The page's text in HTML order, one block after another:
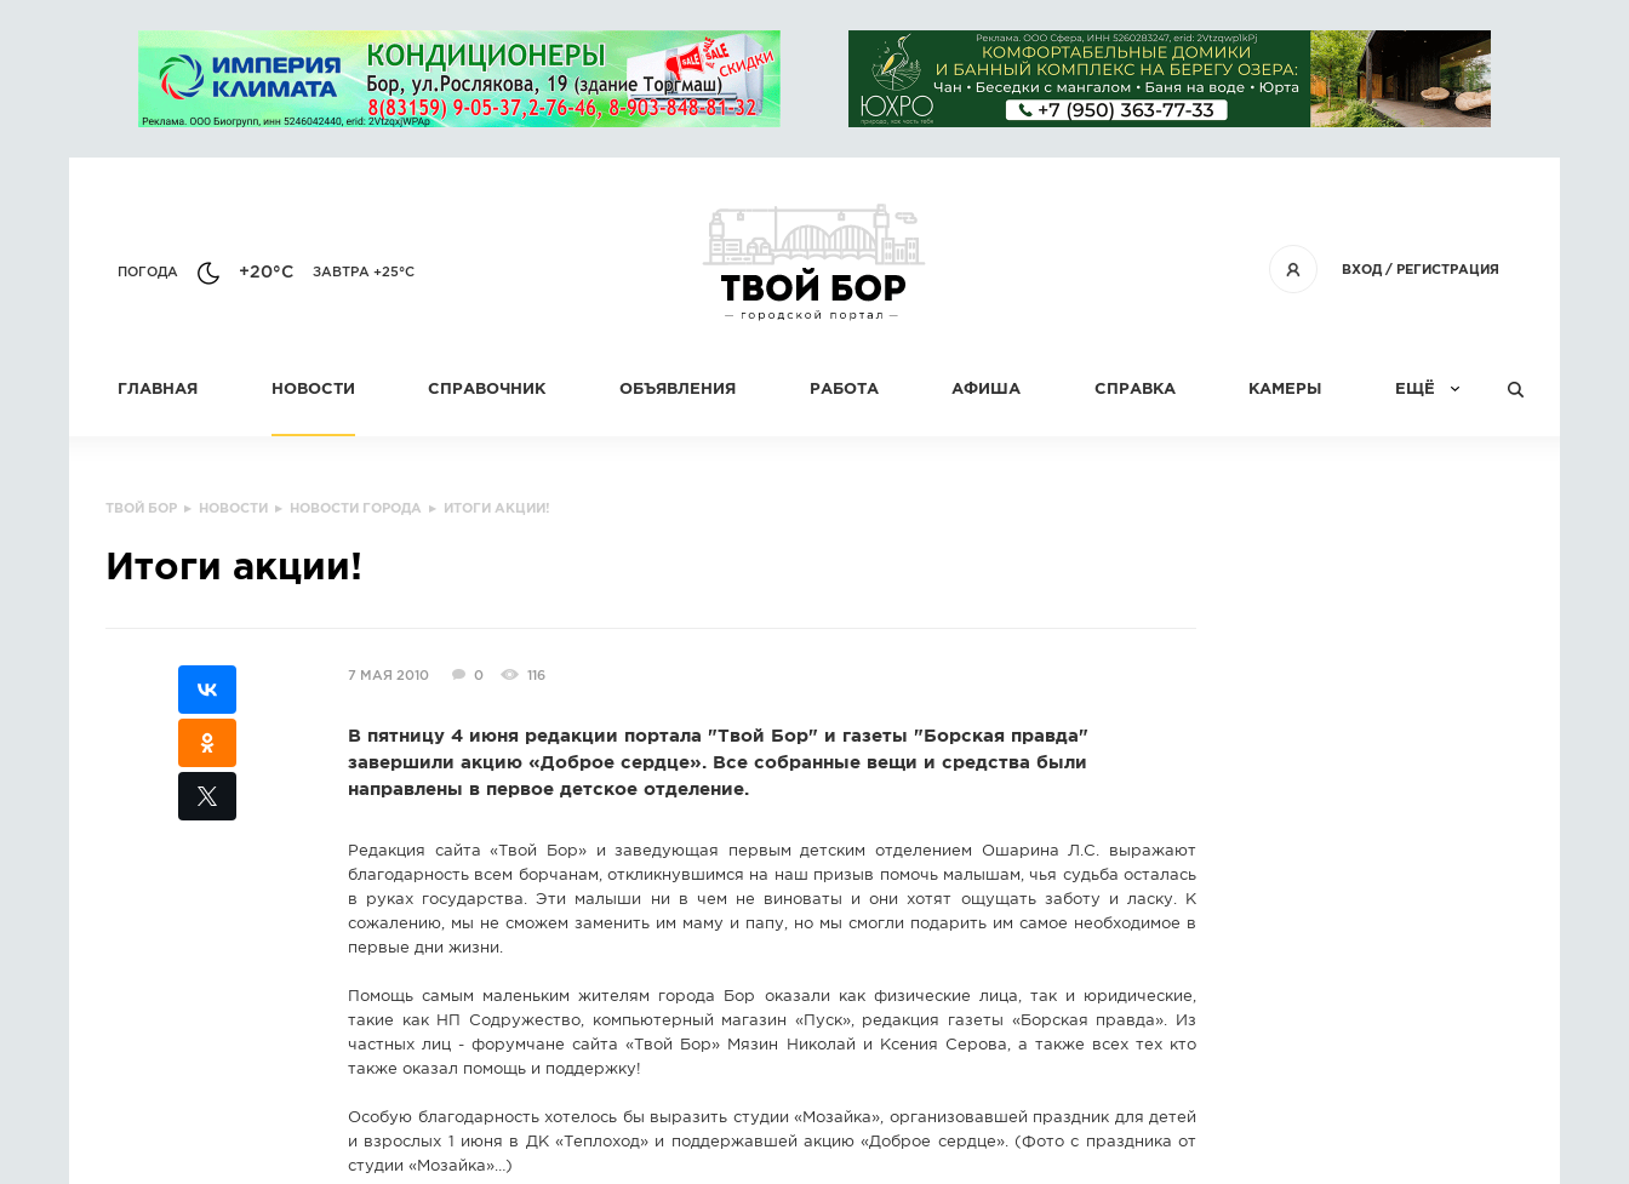
ВХОД/ РЕГИСТРАЦИЯ
ПОГОДА +20°C ЗАВТРА +25°C
ГЛАВНАЯ НОВОСТИ СПРАВОЧНИК ОБЪЯВЛЕНИЯ РАБОТА АФИША СПРАВКА КАМЕРЫ ЕЩЁ
ТВОЙ БОР ▸ НОВОСТИ ▸ НОВОСТИ ГОРОДА ▸ ИТОГИ АКЦИИ!
Итоги акции!
7 МАЯ 2010 0 116
В пятницу 4 июня редакции портала "Твой Бор" и газеты "Борская правда"
завершили акцию «Доброе сердце». Все собранные вещи и средства были
направлены в первое детское отделение.
Редакция сайта «Твой Бор» и заведующая первым детским отделением Ошарина Л.С. выражают
благодарность всем борчанам, откликнувшимся на наш призыв помочь малышам, чья судьба осталась
в руках государства. Эти малыши ни в чем не виноваты и они хотят ощущать заботу и ласку. К
сожалению, мы не сможем заменить им маму и папу, но мы смогли подарить им самое необходимое в
первые дни жизни.
Помощь самым маленьким жителям города Бор оказали как физические лица, так и юридические,
такие как НП Содружество, компьютерный магазин «Пуск», редакция газеты «Борская правда». Из
частных лиц - форумчане сайта «Твой Бор» Мязин Николай и Ксения Серова, а также всех тех кто
также оказал помощь и поддержку!
Особую благодарность хотелось бы выразить студии «Мозайка», организовавшей праздник для детей
и взрослых 1 июня в ДК «Теплоход» и поддержавшей акцию «Доброе сердце». (Фото с праздника от
студии «Мозайка»…)